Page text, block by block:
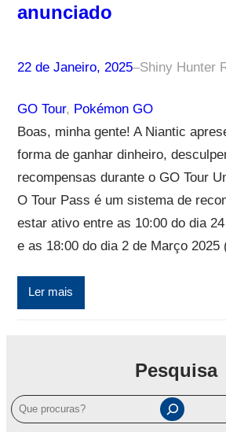
anunciado
22 de Janeiro, 2025–Shiny Hunter
GO Tour, Pokémon GO
Boas, minha gente! A Niantic
forma de ganhar dinheiro,
recompensas durante o GO Tour
O Tour Pass é um sistema de
estar ativo entre as 10:00 do dia
e as 18:00 do dia 2 de Março
Ler mais
Pesquisa
P
e